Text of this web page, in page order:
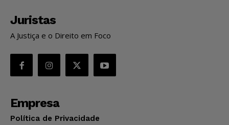
Juristas
A Justiça e o Direito em Foco
Empresa
Política de Privacidade